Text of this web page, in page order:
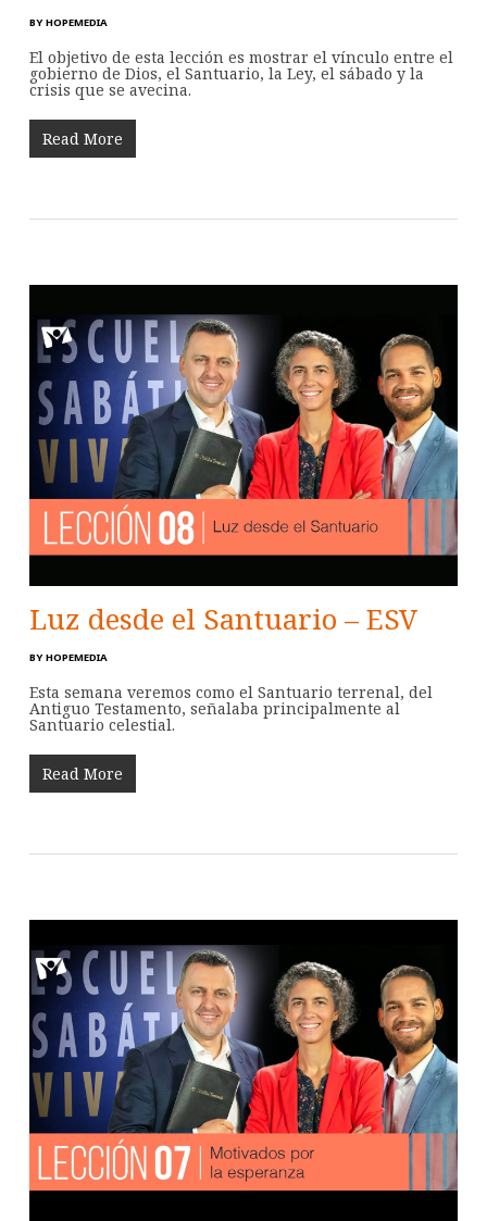
BY HOPEMEDIA
El objetivo de esta lección es mostrar el vínculo entre el
gobierno de Dios, el Santuario, la Ley, el sábado y la
crisis que se avecina.
Read More
Luz desde el Santuario – ESV
BY HOPEMEDIA
Esta semana veremos como el Santuario terrenal, del
Antiguo Testamento, señalaba principalmente al
Santuario celestial.
Read More